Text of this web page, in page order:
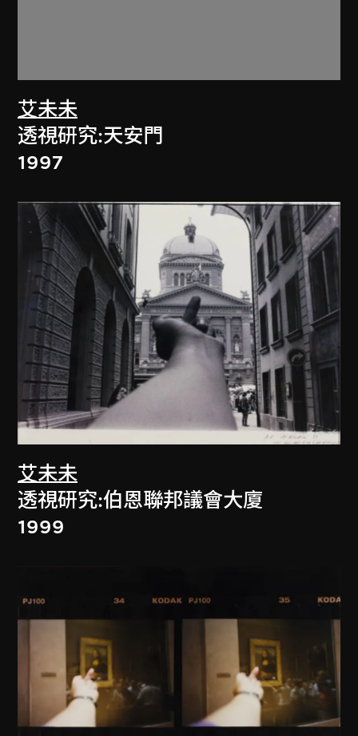
艾未未
透視研究:天安門
1997
艾未未
透視研究:伯恩聯邦議會大廈
1999